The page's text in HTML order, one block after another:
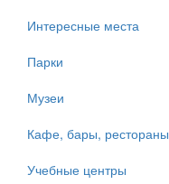
Интересные места
Парки
Музеи
Кафе, бары, рестораны
Учебные центры